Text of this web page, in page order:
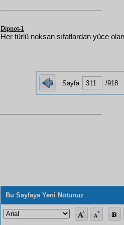
Dipnot-1
Her türlü noksan sıfatlardan yüce olan
Sayfa /918
Bu Sayfaya Yeni Notunuz